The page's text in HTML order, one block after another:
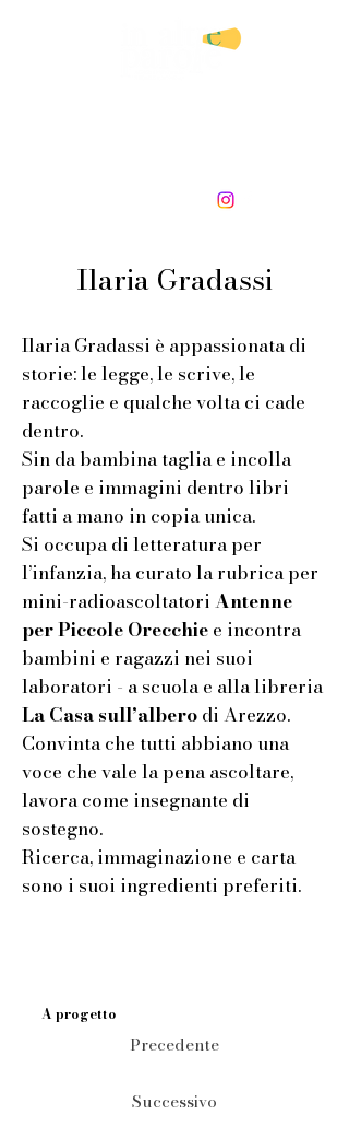
Ilaria Gradassi
Ilaria Gradassi è appassionata di
storie: le legge, le scrive, le
raccoglie e qualche volta ci cade
dentro.
Sin da bambina taglia e incolla
parole e immagini dentro libri
fatti a mano in copia unica.
Si occupa di letteratura per
l’infanzia, ha curato la rubrica per
mini-radioascoltatoriAntenne
per Piccole Orecchiee incontra
bambini e ragazzi nei suoi
laboratori - a scuola e alla libreria
La Casa sull’alberodi Arezzo.
Convinta che tutti abbiano una
voce che vale la pena ascoltare,
lavora come insegnante di
sostegno.
Ricerca, immaginazione e carta
sono i suoi ingredienti preferiti.
A progetto
Precedente
Successivo